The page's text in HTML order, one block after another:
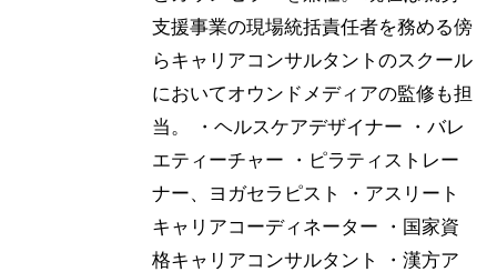
支援事業の現場統括責任者を務める傍
らキャリアコンサルタントのスクール
においてオウンドメディアの監修も担
当。
・ヘルスケアデザイナー ・バレ
エティーチャー ・ピラティストレー
ナー、ヨガセラピスト ・アスリート
キャリアコーディネーター ・国家資
格キャリアコンサルタント ・漢方ア